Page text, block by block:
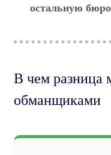
остальную
В чем разница
обманщиками